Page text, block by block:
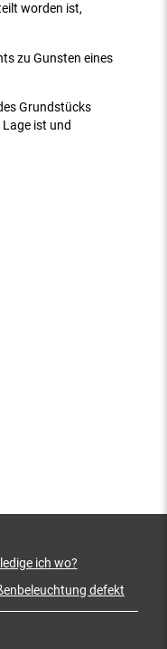
worden ist,
zu Gunsten eines
Grundstücks
ist und
ich wo?
defekt